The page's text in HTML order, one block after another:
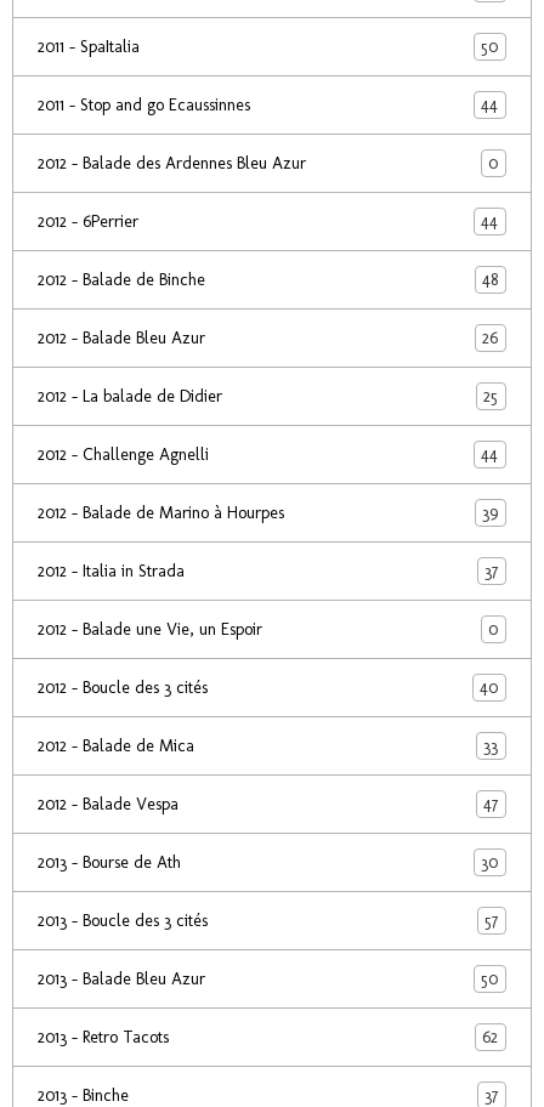
2011 - SpaItalia 50
2011 - Stop and go Ecaussinnes 44
2012 - Balade des Ardennes Bleu Azur 0
2012 - 6Perrier 44
2012 - Balade de Binche 48
2012 - Balade Bleu Azur 26
2012 - La balade de Didier 25
2012 - Challenge Agnelli 44
2012 - Balade de Marino à Hourpes 39
2012 - Italia in Strada 37
2012 - Balade une Vie, un Espoir 0
2012 - Boucle des 3 cités 40
2012 - Balade de Mica 33
2012 - Balade Vespa 47
2013 - Bourse de Ath 30
2013 - Boucle des 3 cités 57
2013 - Balade Bleu Azur 50
2013 - Retro Tacots 62
2013 - Binche 37